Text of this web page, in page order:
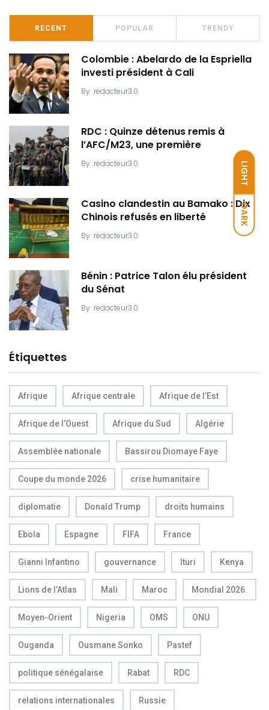
LIGHT
DARK
RECENT POPULAR TRENDY
Colombie : Abelardo de la Espriella
investi président à Cali
By redacteur3.0
RDC : Quinze détenus remis à
l’AFC/M23, une première
By redacteur3.0
Casino clandestin au Bamako : Dix
Chinois refusés en liberté
By redacteur3.0
Bénin : Patrice Talon élu président
du Sénat
By redacteur3.0
Étiquettes
Afrique Afrique centrale Afrique de l’Est
Afrique de l’Ouest Afrique du Sud Algérie
Assemblée nationale Bassirou Diomaye Faye
Coupe du monde 2026 crise humanitaire
diplomatie Donald Trump droits humains
Ebola Espagne FIFA France
Gianni Infantino gouvernance Ituri Kenya
Lions de l’Atlas Mali Maroc Mondial 2026.
Moyen-Orient Nigeria OMS ONU
Ouganda Ousmane Sonko Pastef
politique sénégalaise Rabat RDC
relations internationales Russie